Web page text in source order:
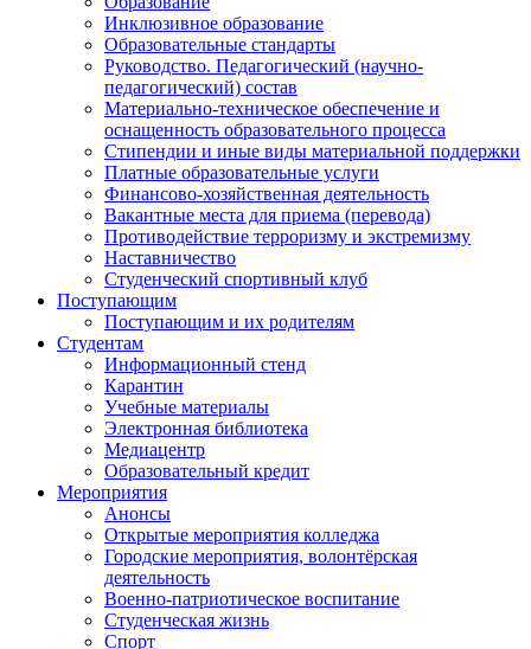
Инклюзивное образование
Образовательные стандарты
Руководство. Педагогический (научно-
педагогический) состав
Материально-техническое обеспечение и
оснащенность образовательного процесса
Стипендии и иные виды материальной поддержки
Платные образовательные услуги
Финансово-хозяйственная деятельность
Вакантные места для приема (перевода)
Противодействие терроризму и экстремизму
Наставничество
Студенческий спортивный клуб
Поступающим
Поступающим и их родителям
Студентам
Информационный стенд
Карантин
Учебные материалы
Электронная библиотека
Медиацентр
Образовательный кредит
Мероприятия
Анонсы
Открытые мероприятия колледжа
Городские мероприятия, волонтёрская
деятельность
Военно-патриотическое воспитание
Студенческая жизнь
Спорт